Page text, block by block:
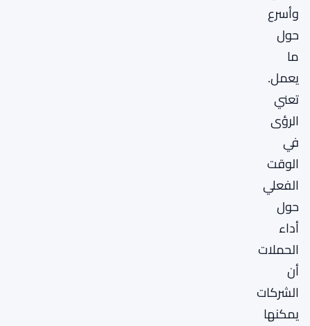
وأسرع
حول
ما
يعمل.
تعني
الرؤى
في
الوقت
الفعلي
حول
أداء
الحملات
أن
الشركات
يمكنها